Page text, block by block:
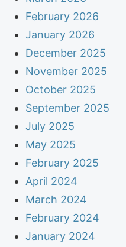
February 2026
January 2026
December 2025
November 2025
October 2025
September 2025
July 2025
May 2025
February 2025
April 2024
March 2024
February 2024
January 2024